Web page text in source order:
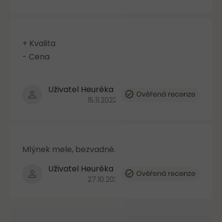
Uživatel Heuréka
Hodnocení produktu je 4 z 5 hvězdiček.
15.11.2022
+ Kvalita
- Cena
Uživatel Heuréka
Hodnocení produktu je 5 z 5 hvězdiček.
27.10.2022
Mlýnek mele, bezvadné.